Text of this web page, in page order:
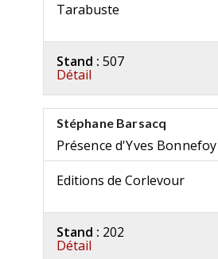
Tarabuste
Stand : 507
Détail
Stéphane Barsacq
Présence d'Yves Bonnefoy
Editions de Corlevour
Stand : 202
Détail